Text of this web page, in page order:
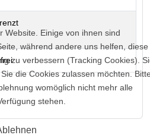
Website. Einige von ihnen sind
während andere uns helfen, diese
zu verbessern (Tracking Cookies).
die Cookies zulassen möchten.
womöglich nicht mehr alle
stehen.